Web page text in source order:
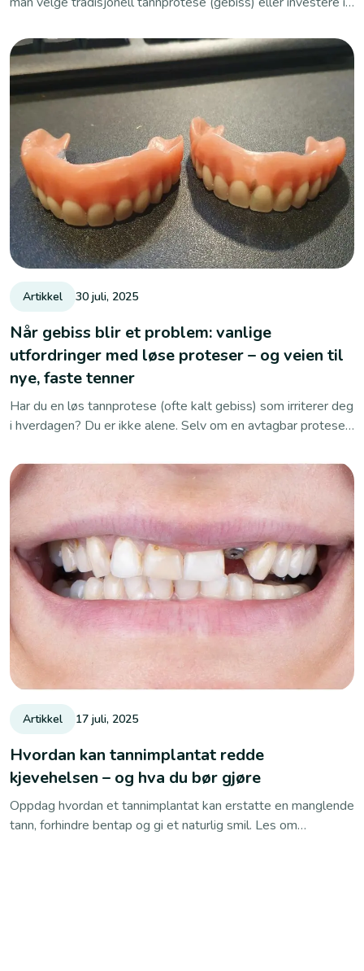
tenner, men forskjellen i komfort, funksjon og langtidseffekt
er stor.
Artikkel 30 juli, 2025
Når gebiss blir et problem: vanlige
utfordringer med løse proteser – og veien til
nye, faste tenner
Har du en løs tannprotese (ofte kalt gebiss) som irriterer deg
i hverdagen? Du er ikke alene. Selv om en avtagbar protese
pasienter alt fra redusert smaksopplevelse til sosial
usikkerhet. I dette innlegget går vi gjennom de vanligste
ulempene – og viser hvordan tannimplantat kan gi deg nye
faste tenner som både føles og ser naturlige ut.
Artikkel 17 juli, 2025
Hvordan kan tannimplantat redde
kjevehelsen – og hva du bør gjøre
Oppdag hvordan et tannimplantat kan erstatte en manglende
tann, forhindre bentap og gi et naturlig smil. Les om